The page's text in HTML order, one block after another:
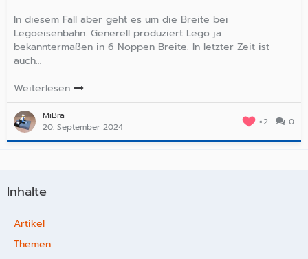
In diesem Fall aber geht es um die Breite bei
Legoeisenbahn. Generell produziert Lego ja
bekanntermaßen in 6 Noppen Breite. In letzter Zeit ist
auch…
Weiterlesen
MiBra
20. September 2024
2 0
Inhalte
Artikel
Themen